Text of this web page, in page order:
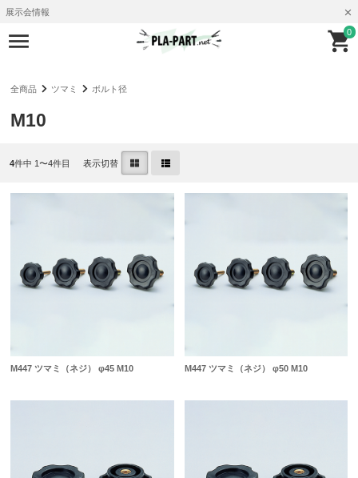
展示会情報
0
全商品 ツマミ ボルト径
M10
4件中 1〜4件目 表示切替
M447 ツマミ（ネジ） φ45 M10 M447 ツマミ（ネジ） φ50 M10